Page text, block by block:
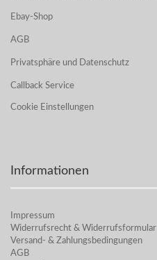
Ebay-Shop
AGB
Privatsphäre und Datenschutz
Callback Service
Cookie Einstellungen
Informationen
Impressum
Widerrufsrecht & Widerrufsformular
Versand- & Zahlungsbedingungen
AGB